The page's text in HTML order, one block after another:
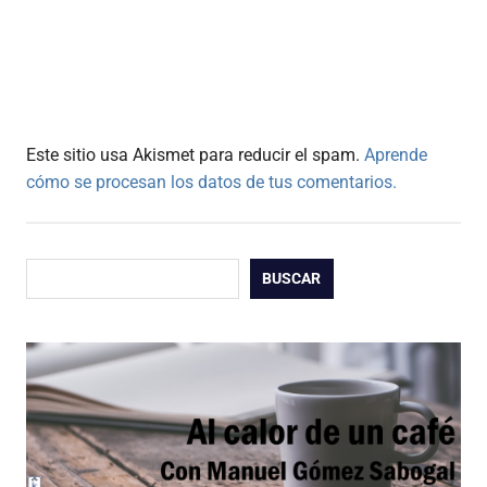
Este sitio usa Akismet para reducir el spam. Aprende
cómo se procesan los datos de tus comentarios.
BUSCAR